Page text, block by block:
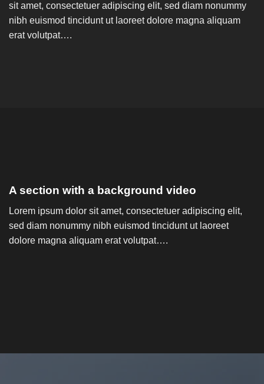
sit amet, consectetuer adipiscing elit, sed diam nonummy
nibh euismod tincidunt ut laoreet dolore magna aliquam
erat volutpat….
A section with a background video
Lorem ipsum dolor sit amet, consectetuer adipiscing elit,
sed diam nonummy nibh euismod tincidunt ut laoreet
dolore magna aliquam erat volutpat….